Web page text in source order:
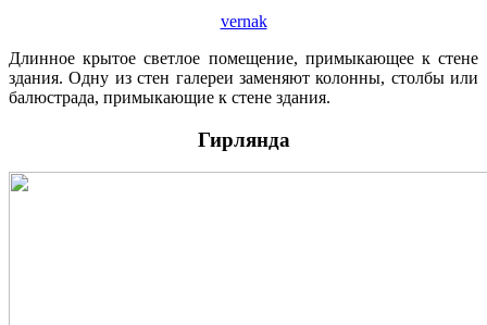
vernak
Длинное крытое светлое помещение, примыкающее к стене
здания. Одну из стен галереи заменяют колонны, столбы или
балюстрада, примыкающие к стене здания.
Гирлянда